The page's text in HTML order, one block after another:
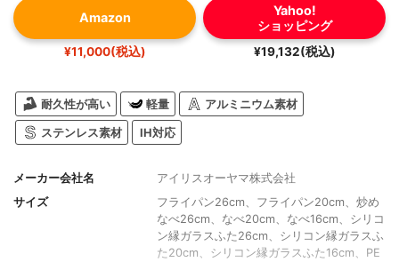
Amazon
¥11,000(税込)
Yahoo!
ショッピング
¥19,132(税込)
耐久性が高い 軽量 アルミニウム素材
ステンレス素材 IH対応
メーカー会社名
アイリスオーヤマ株式会社
サイズ
フライパン26cm、フライパン20cm、炒め
なべ26cm、なべ20cm、なべ16cm、シリコ
ン縁ガラスふた26cm、シリコン縁ガラスふ
た20cm、シリコン縁ガラスふた16cm、PE